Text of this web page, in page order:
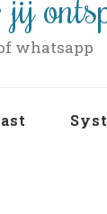
whatsapp